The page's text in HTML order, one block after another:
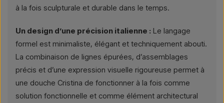
à la fois sculpturale et durable dans le temps.
Un design d’une précision italienne : Le langage
formel est minimaliste, élégant et techniquement abouti.
La combinaison de lignes épurées, d’assemblages
précis et d’une expression visuelle rigoureuse permet à
une douche Cristina de fonctionner à la fois comme
solution fonctionnelle et comme élément architectural